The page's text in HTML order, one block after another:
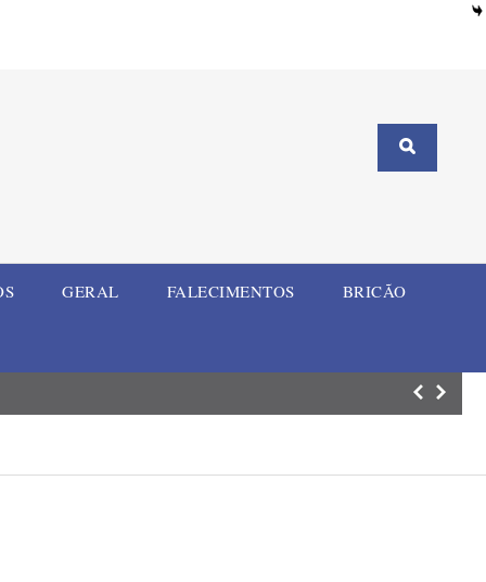
GERAL FALECIMENTOS BRICÃO
ELI Summit